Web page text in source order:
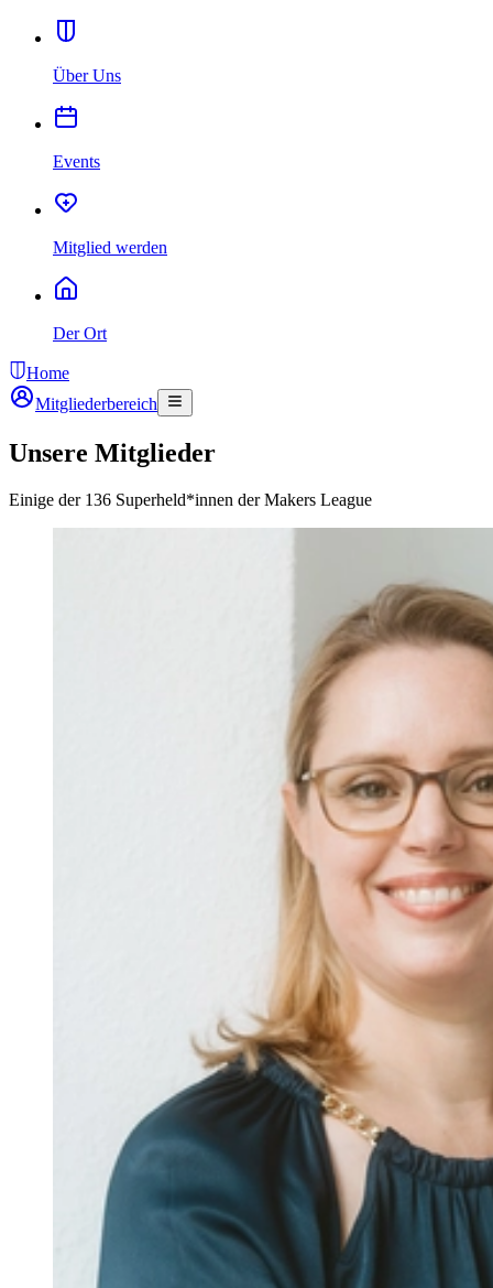
Über Uns
Events
Mitglied werden
Der Ort
Home
Mitgliederbereich
Unsere Mitglieder
Einige der 136 Superheld*innen der Makers League